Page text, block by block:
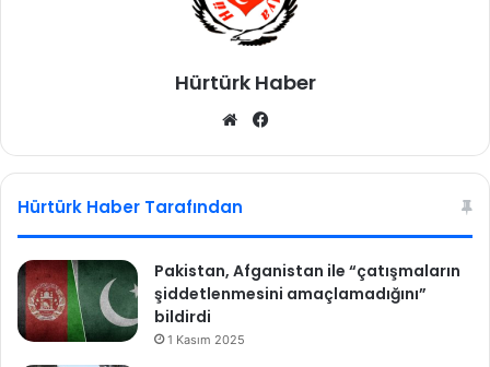
Hürtürk Haber
We
sit bo
Hürtürk Haber Tarafından
Pakistan, Afganistan ile “çatışmaların
şiddetlenmesini amaçlamadığını”
bildirdi
1 Kasım 2025